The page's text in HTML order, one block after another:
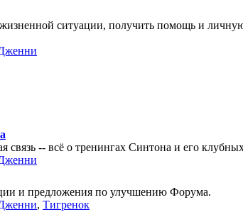
ситуации, получить помощь и
связь -- всё о тренингах Синтона и его
и предложения по улучшению Форума.
, Тигренок